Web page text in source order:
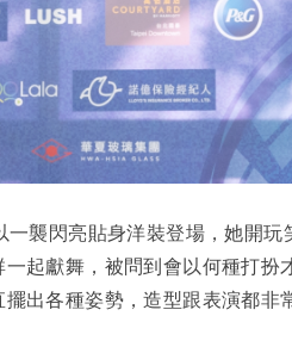
一襲閃亮貼身洋裝登場，她開
起獻舞，被問到會以何種打
出各種姿勢，造型跟表演都非